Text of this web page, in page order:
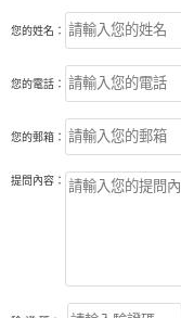
您的姓名：
您的電話：
您的郵箱：
提問內容：